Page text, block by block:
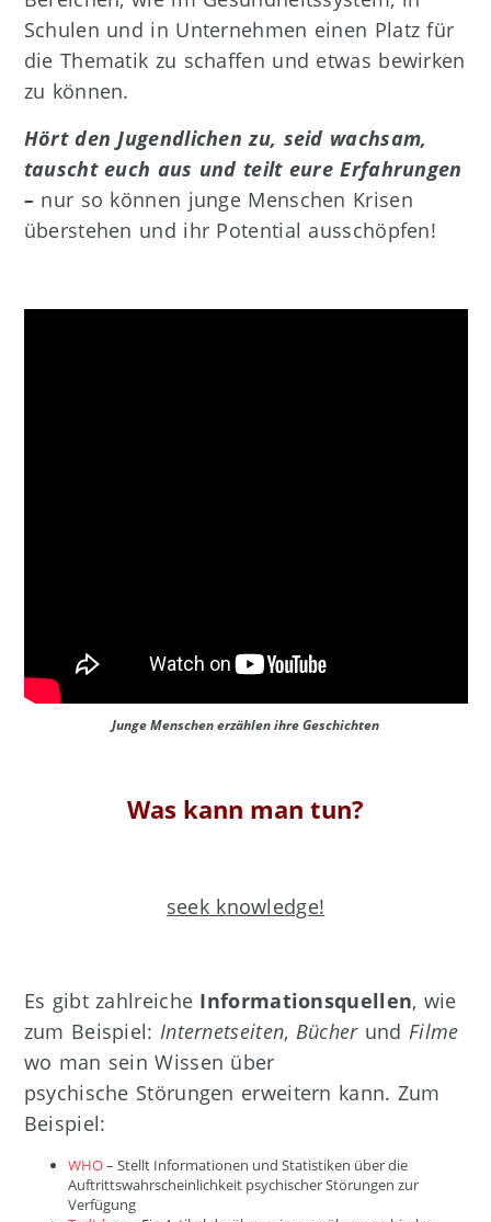
Schulen und in Unternehmen einen Platz für
die Thematik zu schaffen und etwas bewirken
zu können.
Hört den Jugendlichen zu, seid wachsam,
tauscht euch aus und teilt eure Erfahrungen
– nur so können junge Menschen Krisen
überstehen und ihr Potential ausschöpfen!
Junge Menschen erzählen ihre Geschichten
Was kann man tun?
seek knowledge!
Es gibt zahlreiche Informationsquellen, wie
zum Beispiel: Internetseiten, Bücherund Filme
wo man sein Wissen über
psychische Störungen erweitern kann. Zum
Beispiel:
WHO– Stellt Informationen und Statistiken über die
Auftrittswahrscheinlichkeit psychischer Störungen zur
Verfügung